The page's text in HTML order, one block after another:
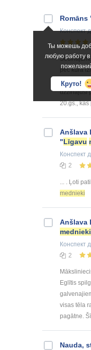
Ты можешь
любую работу в
Круто!
Romāns
Конспект
pēc kura
ļoti
uzzinājusi
20.gs., kas
Anšlava
"Līgavu
Конспект
2
... . Ļoti
mednieki
Anšlava
mednieki
Конспект
2
Eglītis
visas tēla
pagātne.
Nauda,